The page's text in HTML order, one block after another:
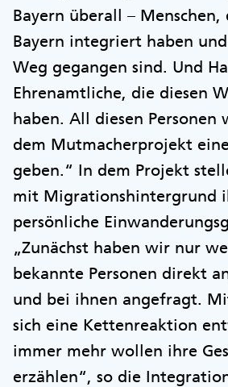
Bayern überall –
Bayern integriert haben
Weg gegangen sind. Und
Ehrenamtliche, die diesen
haben. All diesen
dem Mutmacherprojekt
geben.“ In dem Projekt
mit Migrationshintergrund
persönliche
„Zunächst haben wir nur
bekannte Personen direkt
und bei ihnen angefragt.
sich eine Kettenreaktion
immer mehr wollen ihre
erzählen“, so die